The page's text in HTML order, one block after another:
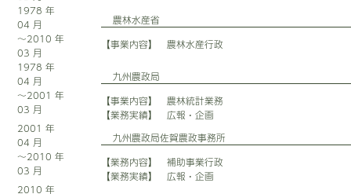
1978 年
04 月
～2010 年
03 月
農林水産省
【事業内容】 農林水産行政
1978 年
04 月
～2001 年
03 月
九州農政局
【事業内容】 農林統計業務
【業務実績】 広報・企画
2001 年
04 月
～2010 年
03 月
九州農政局佐賀農政事務所
【業務内容】 補助事業行政
【業務実績】 広報・企画
2010 年